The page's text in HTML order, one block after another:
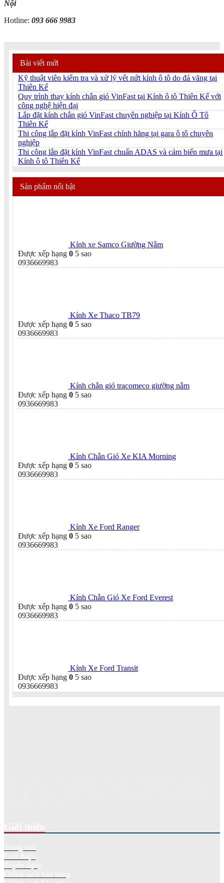
Nội
Hotline: 093 666 9983
Bài viết mới
Kỹ thuật viên kiểm tra và xử lý vết nứt kính ô tô do đá văng tại
Thiên Kế
Quy trình thay kính chắn gió VinFast tại Kính ô tô Thiên Kế với
công nghệ hiện đại
Lắp đặt kính chắn gió VinFast chuyên nghiệp tại Kính Ô Tô
Thiên Kế
Thi công lắp đặt kính VinFast chính hãng tại gara ô tô chuyên
nghiệp
Thi công lắp đặt kính VinFast chuẩn ADAS và cảm biến mưa tại
Kính ô tô Thiên Kế
Sản phẩm nổi bật
Kính xe Samco Giường Nằm
Được xếp hạng 0 5 sao
0936669983
Kính Xe Thaco TB79
Được xếp hạng 0 5 sao
0936669983
Kính chắn gió tracomeco giường nằm
Được xếp hạng 0 5 sao
0936669983
Kính Chắn Gió Xe KIA Morning
Được xếp hạng 0 5 sao
0936669983
Kính Xe Ford Ranger
Được xếp hạng 0 5 sao
0936669983
Kính Chắn Gió Xe Ford Everest
Được xếp hạng 0 5 sao
0936669983
Kính Xe Ford Transit
Được xếp hạng 0 5 sao
0936669983